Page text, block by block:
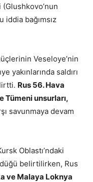
iddia bağımsız
Veseloye’nin
yakınlarında saldırı
Rus 56. Hava
Tümeni unsurları,
savunmaya devam
Oblastı’ndaki
belirtilirken, Rus
ve Malaya Loknya